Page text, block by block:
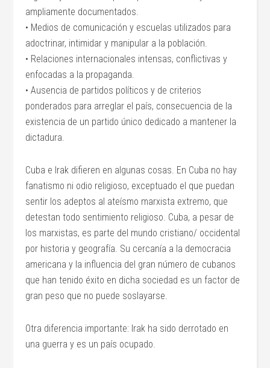
ampliamente documentados.
• Medios de comunicación y escuelas utilizados para
adoctrinar, intimidar y manipular a la población.
• Relaciones internacionales intensas, conflictivas y
enfocadas a la propaganda.
• Ausencia de partidos políticos y de criterios
ponderados para arreglar el país, consecuencia de la
existencia de un partido único dedicado a mantener la
dictadura.
Cuba e Irak difieren en algunas cosas. En Cuba no hay
fanatismo ni odio religioso, exceptuado el que puedan
sentir los adeptos al ateísmo marxista extremo, que
detestan todo sentimiento religioso. Cuba, a pesar de
los marxistas, es parte del mundo cristiano/ occidental
por historia y geografía. Su cercanía a la democracia
americana y la influencia del gran número de cubanos
que han tenido éxito en dicha sociedad es un factor de
gran peso que no puede soslayarse.
Otra diferencia importante: Irak ha sido derrotado en
una guerra y es un país ocupado.